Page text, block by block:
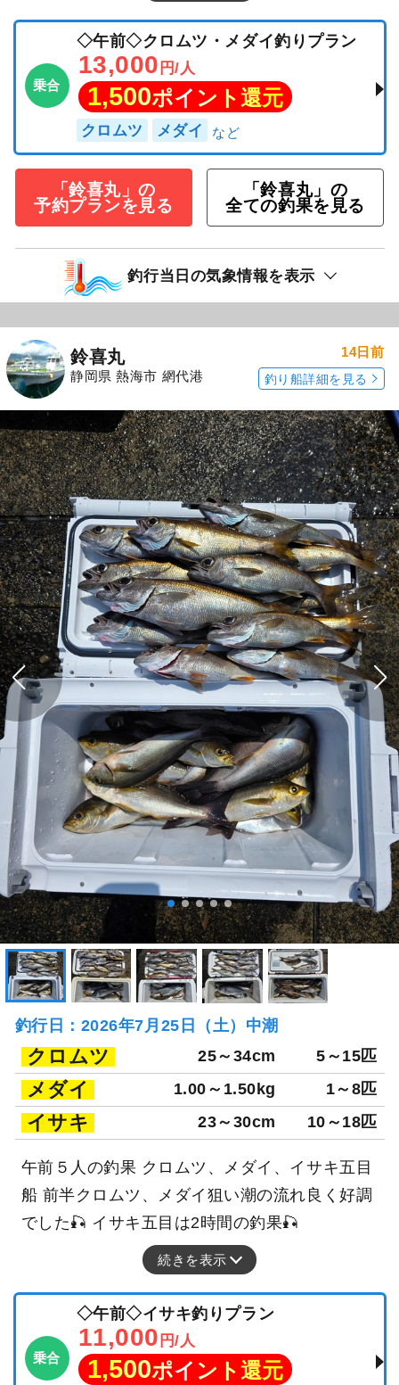
乗合
◇午前◇クロムツ・メダイ釣りプラン
13,000 円/人
1,500ポイント還元
クロムツ メダイ
「鈴喜丸」の
予約プランを見る
「鈴喜丸」の
全ての釣果を見る
釣行当日の気象情報を表示
鈴喜丸
静岡県 熱海市 網代港
14日前
釣り船詳細を見る
釣行日：2026年7月25日（土）中潮
クロムツ 25～34cm 5～15匹
メダイ 1.00～1.50kg 1～8匹
イサキ 23～30cm 10～18匹
午前５人の釣果 クロムツ、メダイ、イサキ五目
船 前半クロムツ、メダイ狙い潮の流れ良く好調
でした🎣 イサキ五目は2時間の釣果🎣
続きを表示
乗合
◇午前◇イサキ釣りプラン
11,000 円/人
1,500ポイント還元